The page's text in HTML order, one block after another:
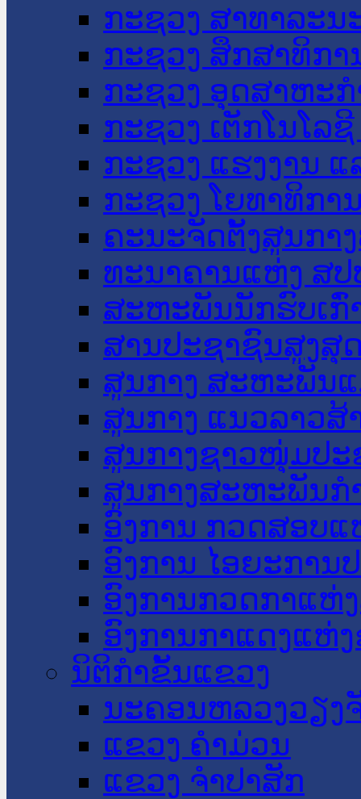
ກະຊວງ ສາທາລະນ
ກະຊວງ ສຶກສາທິກາ
ກະຊວງ ອຸດສາຫະ
ກະຊວງ ເຕັກໂນໂລ
ກະຊວງ ແຮງງານ
ກະຊວງ ໂຍທາທິກາ
ຄະນະຈັດຕັ້ງສູນກາ
ທະນາຄານແຫ່ງ ສປ
ສະຫະພັນນັກຮົບເກົ່
ສານປະຊາຊົນສູງສຸ
ສູນກາງ ສະຫະພັນ
ສູນກາງ ແນວລາວສ້
ສູນກາງຊາວໜຸ່ມປະ
ສູນກາງສະຫະພັນກ
ອົງການ ກວດສອບແ
ອົງການ ໄອຍະການ
ອົງການກວດກາແຫ່
ອົງການກາແດງແຫ່
ນິຕິກໍາຂັ້ນແຂວງ
ນະ​ຄອນ​ຫລວງວຽງ
ແຂວງ ຄໍາມ່ວນ
ແຂວງ ຈໍາປາສັກ